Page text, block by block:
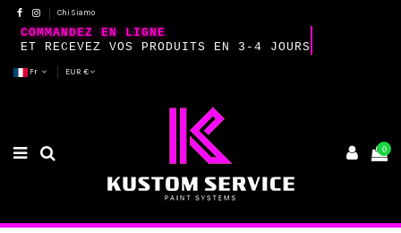
Chi Siamo
COMMANDEZ EN LIGNE
ET RECEVEZ VOS PRODUITS EN 3-4 JOURS
Fr EUR €
0